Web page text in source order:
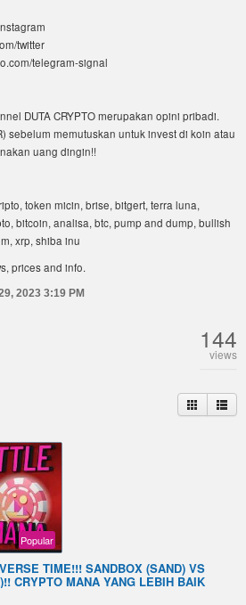
twitter
telegram-signal
DUTA CRYPTO merupakan opini pribadi.
sebelum memutuskan untuk invest di koin atau
uang dingin!!
token micin, brise, bitgert, terra luna,
bitcoin, analisa, btc, pump and dump, bullish
xrp, shiba inu
prices and info.
2023 3:19 PM
144
views
Popular
TIME!!! SANDBOX (SAND) VS
CRYPTO MANA YANG LEBIH BAIK